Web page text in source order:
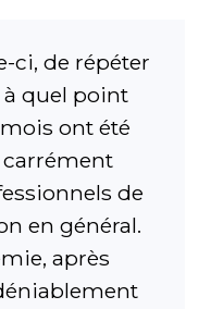
ci, de répéter
quel point
ont été
carrément
de
en général.
après